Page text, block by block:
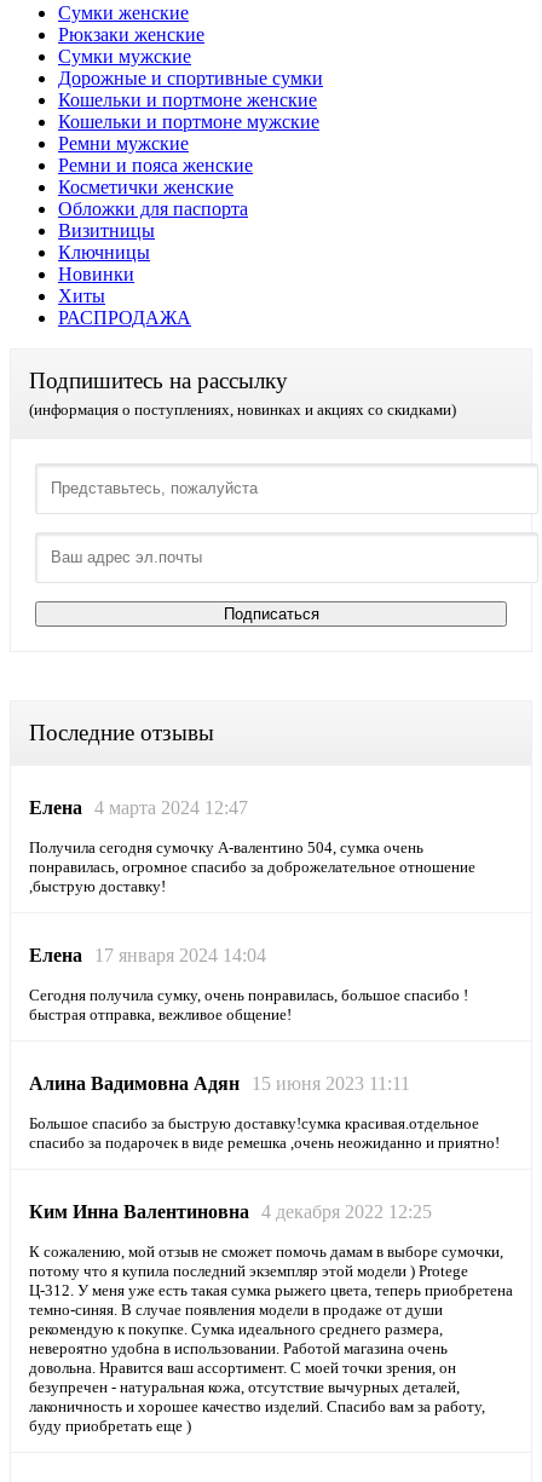
Сумки женские
Рюкзаки женские
Сумки мужские
Дорожные и спортивные сумки
Кошельки и портмоне женские
Кошельки и портмоне мужские
Ремни мужские
Ремни и пояса женские
Косметички женские
Обложки для паспорта
Визитницы
Ключницы
Новинки
Хиты
РАСПРОДАЖА
Подпишитесь на рассылку
(информация о поступлениях, новинках и акциях со скидками)
Последние отзывы
Елена 4 марта 2024 12:47
Получила сегодня сумочку А-валентино 504, сумка очень
понравилась, огромное спасибо за доброжелательное отношение
,быструю доставку!
Елена 17 января 2024 14:04
Сегодня получила сумку, очень понравилась, большое спасибо !
быстрая отправка, вежливое общение!
Алина Вадимовна Адян 15 июня 2023 11:11
Большое спасибо за быструю доставку!сумка красивая.отдельное
спасибо за подарочек в виде ремешка ,очень неожиданно и приятно!
Ким Инна Валентиновна 4 декабря 2022 12:25
К сожалению, мой отзыв не сможет помочь дамам в выборе сумочки,
потому что я купила последний экземпляр этой модели ) Protege
Ц-312. У меня уже есть такая сумка рыжего цвета, теперь приобретена
темно-синяя. В случае появления модели в продаже от души
рекомендую к покупке. Сумка идеального среднего размера,
невероятно удобна в использовании. Работой магазина очень
довольна. Нравится ваш ассортимент. С моей точки зрения, он
безупречен - натуральная кожа, отсутствие вычурных деталей,
лаконичность и хорошее качество изделий. Спасибо вам за работу,
буду приобретать еще )